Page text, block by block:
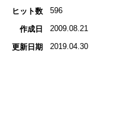
ヒット数
596
作成日 2009.08.21
更新日期 2019.04.30